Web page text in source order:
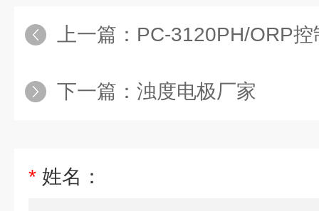
上一篇： PC-3120PH/ORP控制
下一篇： 浊度电极厂家
* 姓名：